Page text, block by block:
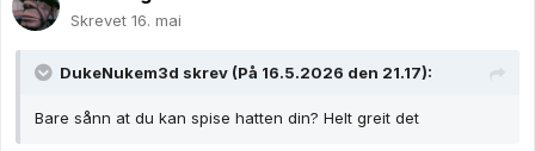
Skrevet 16. mai
DukeNukem3d skrev (På 16.5.2026 den 21.17):
Bare sånn at du kan spise hatten din? Helt greit det